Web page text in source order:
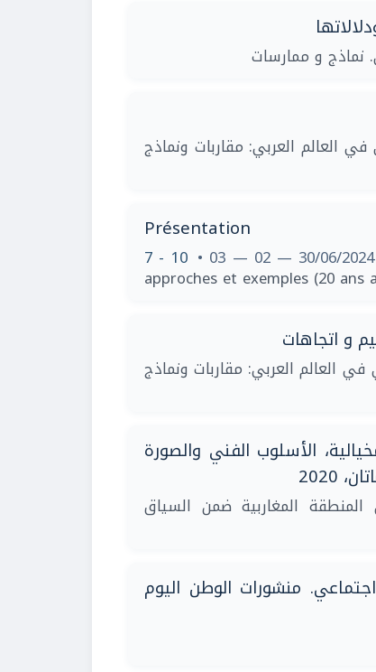
في العالم العربي: مقاربات ونماذج
Présentation
7 - 10 • 03 — 02 — 30/06/2024
approches et exemples (20 ans
و اتجاهات
في العالم العربي: مقاربات ونماذج
الأسلوب الفني والصورة
المغاربية ضمن السياق
منشورات الوطن اليوم